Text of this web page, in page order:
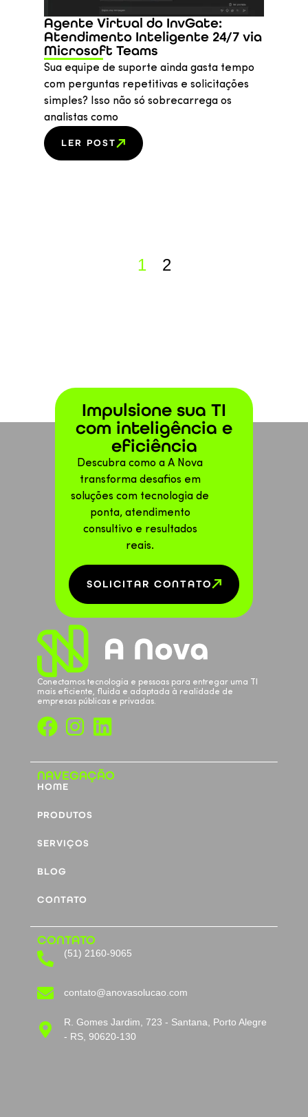
Agente Virtual do InvGate:
Atendimento Inteligente 24/7 via
Microsoft Teams
Sua equipe de suporte ainda gasta tempo
com perguntas repetitivas e solicitações
simples? Isso não só sobrecarrega os
analistas como
LER POST
1 2
Impulsione sua TI
com inteligência e
eficiência
Descubra como a A Nova
transforma desafios em
soluções com tecnologia de
ponta, atendimento
consultivo e resultados
reais.
SOLICITAR CONTATO
Conectamos tecnologia e pessoas para entregar uma TI
mais eficiente, fluida e adaptada à realidade de
empresas públicas e privadas.
NAVEGAÇÃO
HOME
PRODUTOS
SERVIÇOS
BLOG
CONTATO
CONTATO
(51) 2160-9065
contato@anovasolucao.com
R. Gomes Jardim, 723 - Santana, Porto Alegre
- RS, 90620-130